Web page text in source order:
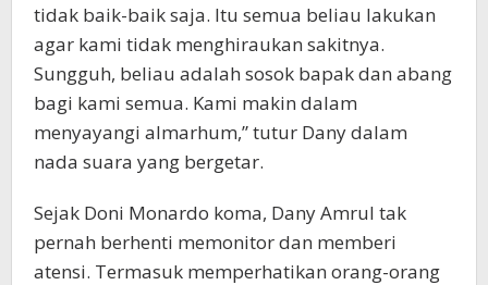
tidak baik-baik saja. Itu semua beliau lakukan
agar kami tidak menghiraukan sakitnya.
Sungguh, beliau adalah sosok bapak dan abang
bagi kami semua. Kami makin dalam
menyayangi almarhum,” tutur Dany dalam
nada suara yang bergetar.
Sejak Doni Monardo koma, Dany Amrul tak
pernah berhenti memonitor dan memberi
atensi. Termasuk memperhatikan orang-orang